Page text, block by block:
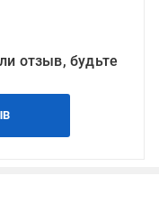
отзыв, будьте